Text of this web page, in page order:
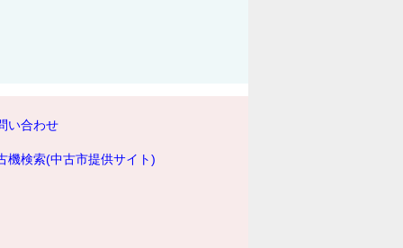
い合わせ
機検索(中古市提供サイト)